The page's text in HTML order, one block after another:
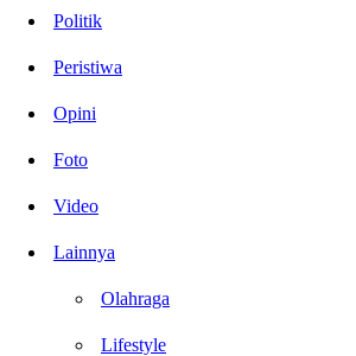
Politik
Peristiwa
Opini
Foto
Video
Lainnya
Olahraga
Lifestyle